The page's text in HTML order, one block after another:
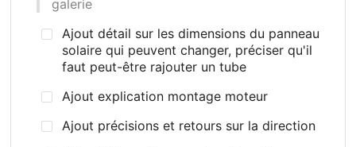
galerie
Ajout détail sur les dimensions du panneau
solaire qui peuvent changer, préciser qu'il
faut peut-être rajouter un tube
Ajout explication montage moteur
Ajout précisions et retours sur la direction